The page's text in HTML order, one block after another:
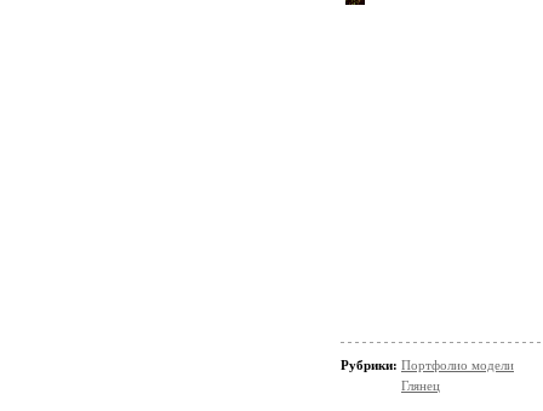
Рубрики: Портфолио модели
Глянец